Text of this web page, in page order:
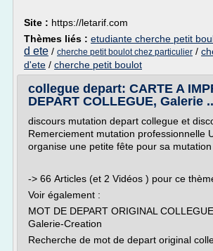
Site : https://letarif.com
Thèmes liés : etudiante cherche petit
d ete / cherche petit boulot chez particulier /
d'ete / cherche petit boulot
collegue depart: CARTE A
DEPART COLLEGUE, Galerie
discours mutation depart collegue et
Remerciement mutation professionnelle
organise une petite fête pour sa mutation
-> 66 Articles (et 2 Vidéos ) pour ce
Voir également :
MOT DE DEPART ORIGINAL COLLEGUE
Galerie-Creation
Recherche de mot de depart original